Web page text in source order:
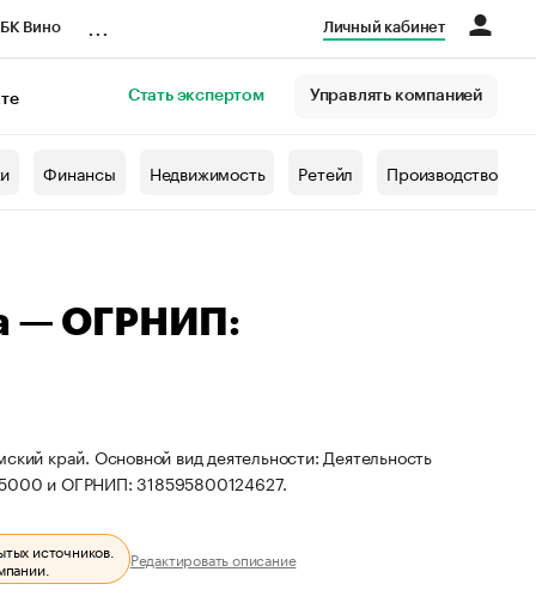
Вино Личный кабинет
Стать экспертом Управлять компанией
Финансы Недвижимость Ретейл Производство
— ОГРНИП:
край. Основной вид деятельности: Деятельность
и ОГРНИП: 318595800124627.
источников. Редактировать описание